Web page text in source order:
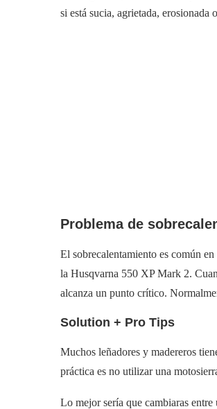
si está sucia, agrietada, erosionada
Problema de
El sobrecalentamiento es común
la Husqvarna 550 XP Mark 2.
alcanza un punto crítico.
Solution + Pro Tips
Muchos leñadores y madereros
práctica es no utilizar una
Lo mejor sería que cambiaras